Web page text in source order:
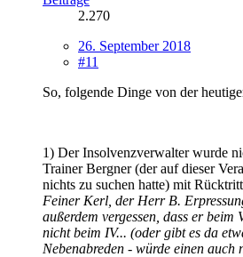
2.270
26. September 2018
#11
So, folgende Dinge von der
1) Der Insolvenzverwalter wurde
Trainer Bergner (der auf dieser
nichts zu suchen hatte) mit
Feiner Kerl, der Herr B.
außerdem vergessen, dass er beim
nicht beim IV... (oder gibt es da
Nebenabreden - würde einen auch